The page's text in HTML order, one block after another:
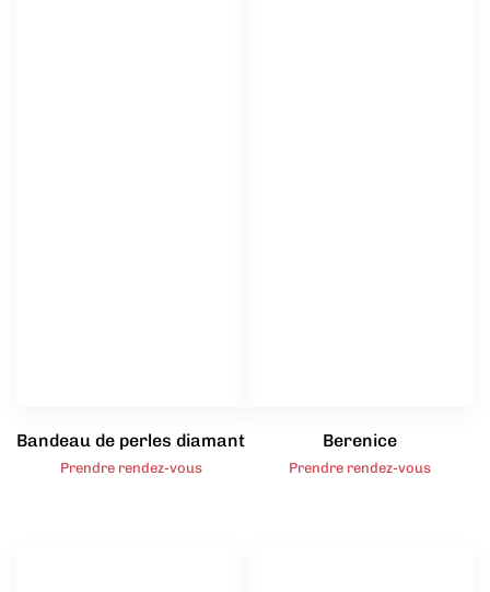
Bandeau de perles diamant
Prendre rendez-vous
Berenice
Prendre rendez-vous